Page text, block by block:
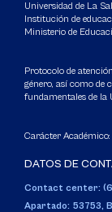
Universidad de La
Institución de
Ministerio de
Protocolo de
género, así como
fundamentales de la
Carácter
DATOS DE
Contact center:
Apartado: 53753,